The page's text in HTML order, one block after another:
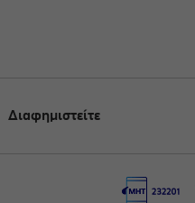
Διαφημιστείτε